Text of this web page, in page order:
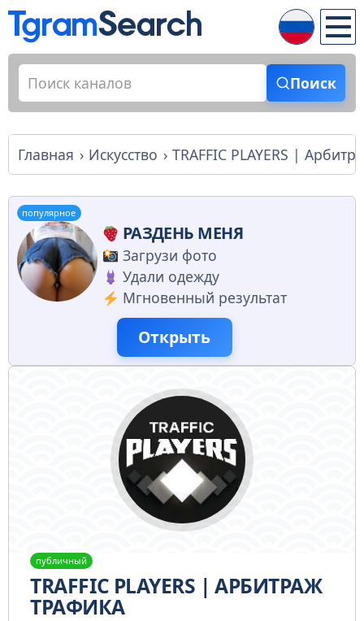
Поиск
Главная Искусство TRAFFIC PLAYERS |
популярное
РАЗДЕНЬ МЕНЯ
Загрузи фото
Удали одежду
Мгновенный результат
Открыть
публичный
TRAFFIC PLAYERS | АРБИТРАЖ
ТРАФИКА